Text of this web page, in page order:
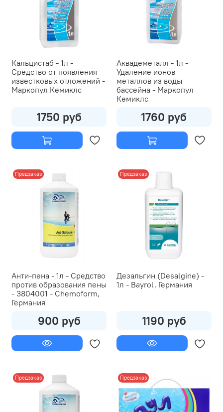
Кальцистаб - 1л -
Средство от появления
известковых отложений -
Маркопул Кемиклс
1750 руб
Аквадеметалл - 1л -
Удаление ионов
металлов из воды
бассейна - Маркопул
Кемиклс
1760 руб
Предзаказ
Анти-пена - 1л - Средство
против образования пены
- 3804001 - Chemoform,
Германия
900 руб
Предзаказ
Дезальгин (Desalgine) -
1л - Bayrol, Германия
1190 руб
Предзаказ Предзаказ